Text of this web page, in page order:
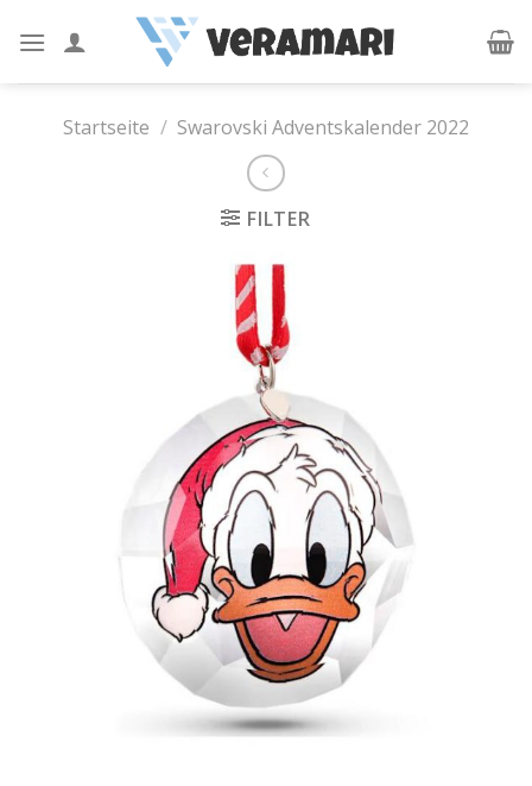
Startseite / Swarovski Adventskalender 2022
FILTER